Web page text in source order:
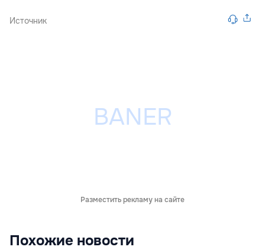
Источник
Разместить рекламу на сайте
Похожие новости